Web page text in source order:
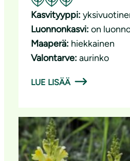
Kasvityyppi:
Luonnonkasvi: on
Maaperä: hiekkainen
Valontarve: aurinko
LUE LISÄÄ